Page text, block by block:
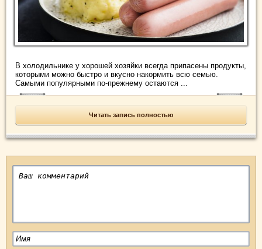
В холодильнике у хорошей хозяйки всегда припасены продукты,
которыми можно быстро и вкусно накормить всю семью.
Самыми популярными по-прежнему остаются ...
Читать запись полностью